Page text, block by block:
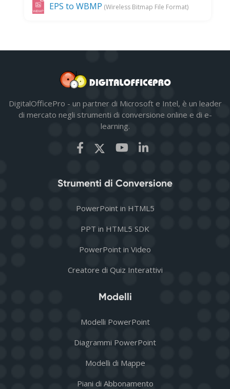
EPS to WBMP (Wireless Bitmap File Format)
DigitalOfficePro - un partner di Microsoft e Intel, è un leader
di mercato negli strumenti di conversione online e di e-
learning.
Strumenti di Conversione
PowerPoint in HTML5
PPT in HTML5 SDK
PowerPoint in Video
Creatore di Quiz Interattivi
Modelli
Modelli PowerPoint
Diagrammi PowerPoint
Modelli di Mappe
Piani di Abbonamento